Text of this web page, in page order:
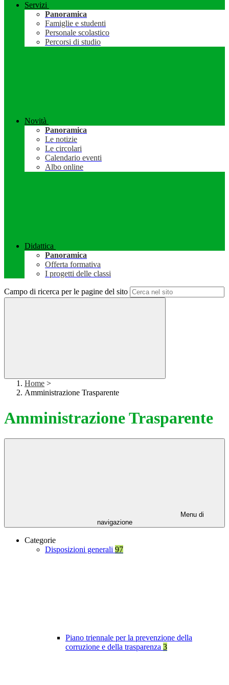
Servizi
Panoramica
Famiglie e studenti
Personale scolastico
Percorsi di studio
Novità
Panoramica
Le notizie
Le circolari
Calendario eventi
Albo online
Didattica
Panoramica
Offerta formativa
I progetti delle classi
Campo di ricerca per le pagine del sito
Home >
Amministrazione Trasparente
Amministrazione Trasparente
Menu di
navigazione
Categorie
Disposizioni generali 97
Piano triennale per la prevenzione della
corruzione e della trasparenza 3